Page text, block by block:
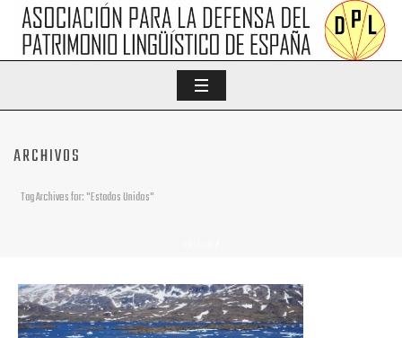
ARCHIVOS
Tag Archives for: "Estados Unidos"